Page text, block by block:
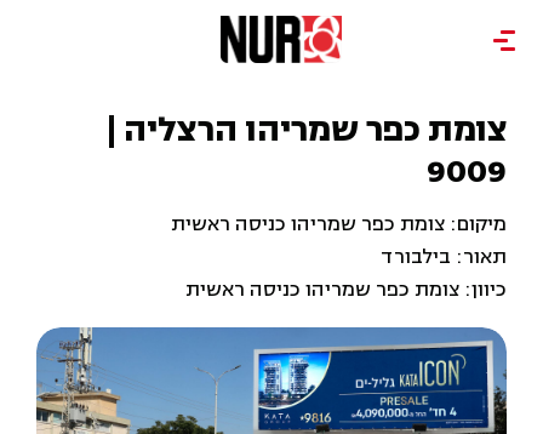
צומת כפר שמריהו הרצליה |
9009
מיקום: צומת כפר שמריהו כניסה ראשית
תאור: בילבורד
כיוון: צומת כפר שמריהו כניסה ראשית